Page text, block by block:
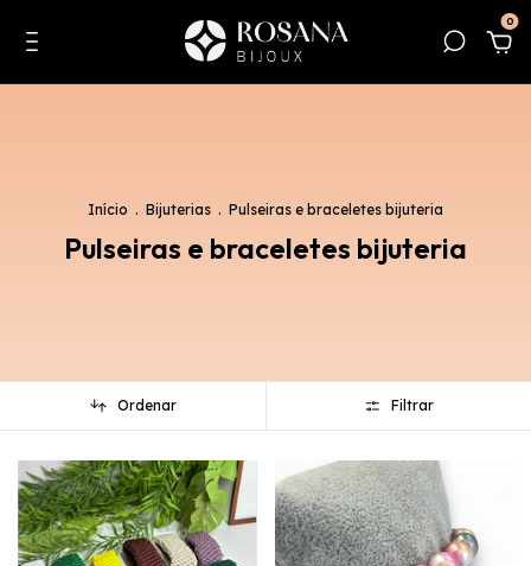
0
Início . Bijuterias . Pulseiras e braceletes bijuteria
Pulseiras e braceletes bijuteria
Ordenar Filtrar